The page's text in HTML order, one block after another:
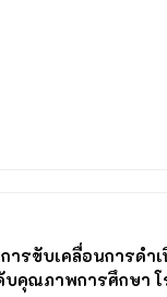
ารขับเคลื่อนการดำ
บคุณภาพการศึกษา โ